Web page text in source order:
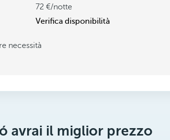
72
/notte
Verifica disponibilità
necessità
avrai il miglior prezzo